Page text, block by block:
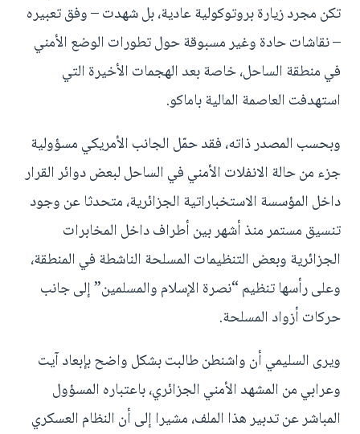
تكن مجرد زيارة بروتوكولية عادية، بل شهدت – وفق تعبيره
– نقاشات حادة وغير مسبوقة حول تطورات الوضع الأمني
في منطقة الساحل، خاصة بعد الهجمات الأخيرة التي
استهدفت العاصمة المالية باماكو.
وبحسب المصدر ذاته، فقد حمّل الجانب الأمريكي مسؤولية
جزء من حالة الانفلات الأمني في الساحل لبعض دوائر القرار
داخل المؤسسة الاستخباراتية الجزائرية، متحدثا عن وجود
تنسيق مستمر منذ أشهر بين أطراف داخل المخابرات
الجزائرية وبعض التنظيمات المسلحة الناشطة في المنطقة،
وعلى رأسها تنظيم “نصرة الإسلام والمسلمين” إلى جانب
حركات أزواد المسلحة.
ويرى السليمي أن واشنطن طالبت بشكل واضح بإبعاد آيت
وعرابي من المشهد الأمني الجزائري، باعتباره المسؤول
المباشر عن تدبير هذا الملف، مشيرا إلى أن النظام العسكري